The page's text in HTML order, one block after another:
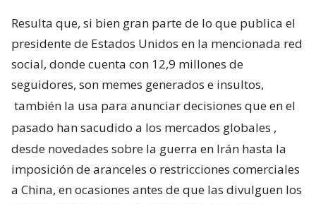
Resulta que, si bien gran parte de lo que publica el
presidente de Estados Unidos en la mencionada red
social, donde cuenta con 12,9 millones de
seguidores, son memes generados e insultos,
también la usa para anunciar decisiones que en el
pasado han sacudido a los mercados globales ,
desde novedades sobre la guerra en Irán hasta la
imposición de aranceles o restricciones comerciales
a China, en ocasiones antes de que las divulguen los